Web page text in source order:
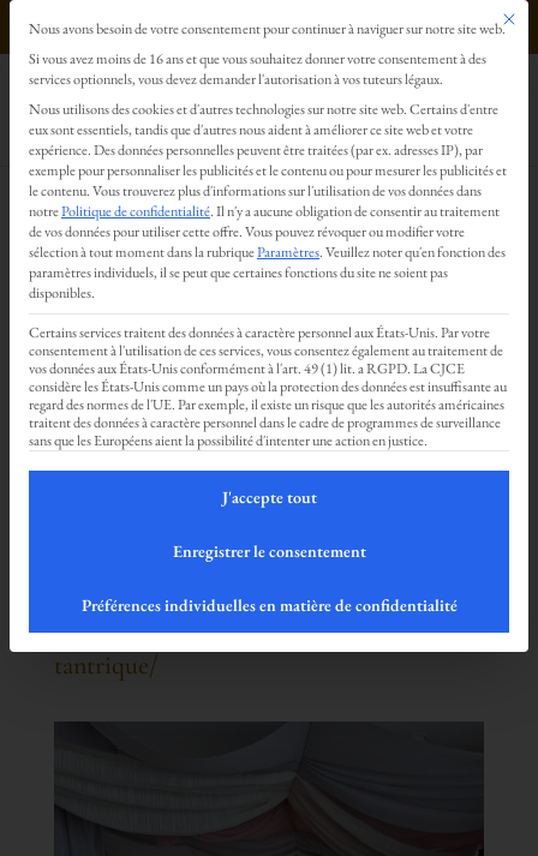
0499293179
Soirée échange de massage –
exercez vous à donner et
recevoir un massage tantrique.
parNicolas Deru|Avr 7, 2024
Envie de faire un échange de massage ? de
vous exercer ? Cette soirée est faite pour
vous.
pratique-tantra-et-dechange-de-massage-
tantrique/
Ce
Préférences en matière de confidentialité
Nous avons besoin de votre consentement pour continuer à naviguer sur notre site web.
Si vous avez moins de 16 ans et que vous souhaitez donner votre consentement à des
services optionnels, vous devez demander l'autorisation à vos tuteurs légaux.
Nous utilisons des cookies et d'autres technologies sur notre site web. Certains d'entre
eux sont essentiels, tandis que d'autres nous aident à améliorer ce site web et votre
expérience.Des données personnelles peuvent être traitées (par ex. adresses IP), par
exemple pour personnaliser les publicités et le contenu ou pour mesurer les publicités et
le contenu.Vous trouverez plus d'informations sur l'utilisation de vos données dans
notrePolitique de confidentialité.Il n'y a aucune obligation de consentir au traitement
de vos données pour utiliser cette offre.Vous pouvez révoquer ou modifier votre
sélection à tout moment dans la rubriqueParamètres.Veuillez noter qu'en fonction des
paramètres individuels, il se peut que certaines fonctions du site ne soient pas
disponibles.
Certains services traitent des données à caractère personnel aux États-Unis. Par votre
consentement à l'utilisation de ces services, vous consentez également au traitement de
vos données aux États-Unis conformément à l'art. 49 (1) lit. a RGPD. La CJCE
considère les États-Unis comme un pays où la protection des données est insuffisante au
regard des normes de l'UE. Par exemple, il existe un risque que les autorités américaines
traitent des données à caractère personnel dans le cadre de programmes de surveillance
sans que les Européens aient la possibilité d'intenter une action en justice.
J'accepte tout
Enregistrer le consentement
Préférences individuelles en matière de confidentialité